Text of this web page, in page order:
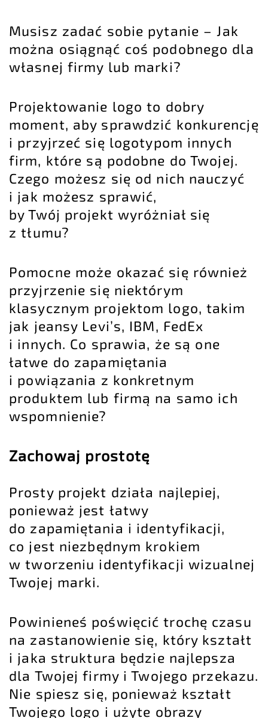
Musisz zadać sobie pytanie – Jak
można osiągnąć coś podobnego dla
własnej firmy lub marki?
Projektowanie logo to dobry
moment, aby sprawdzić konkurencję
i przyjrzeć się logotypom innych
firm, które są podobne do Twojej.
Czego możesz się od nich nauczyć
i jak możesz sprawić,
by Twój projekt wyróżniał się
z tłumu?
Pomocne może okazać się również
przyjrzenie się niektórym
klasycznym projektom logo, takim
jak jeansy Levi’s, IBM, FedEx
i innych. Co sprawia, że są one
łatwe do zapamiętania
i powiązania z konkretnym
produktem lub firmą na samo ich
wspomnienie?
Zachowaj prostotę
Prosty projekt działa najlepiej,
ponieważ jest łatwy
do zapamiętania i identyfikacji,
co jest niezbędnym krokiem
w tworzeniu identyfikacji wizualnej
Twojej marki.
Powinieneś poświęcić trochę czasu
na zastanowienie się, który kształt
i jaka struktura będzie najlepsza
dla Twojej firmy i Twojego przekazu.
Nie spiesz się, ponieważ kształt
Twojego logo i użyte obrazy